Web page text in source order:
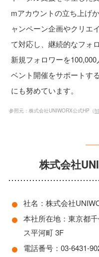
mアカウントの立ち上げ
ャンペーン企画やクリエ
て対応し、継続的なフォ
新規フォロワーを
ベント開催をサポートす
にも努めています。
参照元：株式会社UNIWORX公式HP（
株式会社
社名：株式会社
本社所在地：東京都
ス平河町 3F
電話番号：03-6431-